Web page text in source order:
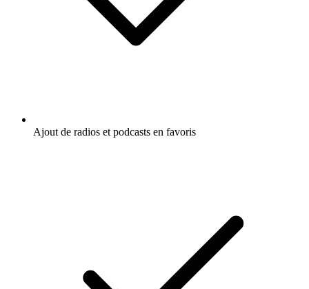
Ajout de radios et podcasts en favoris